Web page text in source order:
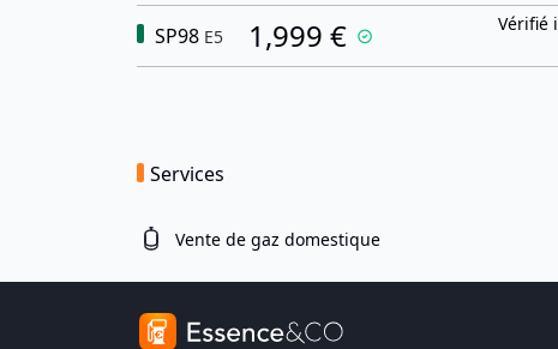
SP98 E5 1,999 €
Vérifié
Services
Vente de gaz domestique